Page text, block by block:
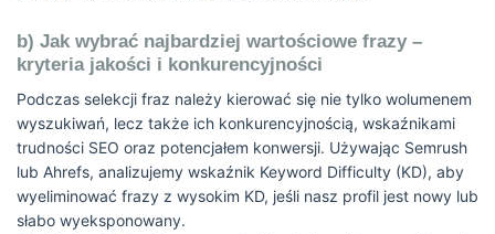
b) Jak wybrać najbardziej wartościowe frazy –
kryteria jakości i konkurencyjności
Podczas selekcji fraz należy kierować się nie tylko wolumenem
wyszukiwań, lecz także ich konkurencyjnością, wskaźnikami
trudności SEO oraz potencjałem konwersji. Używając Semrush
lub Ahrefs, analizujemy wskaźnik Keyword Difficulty (KD), aby
wyeliminować frazy z wysokim KD, jeśli nasz profil jest nowy lub
słabo wyeksponowany.